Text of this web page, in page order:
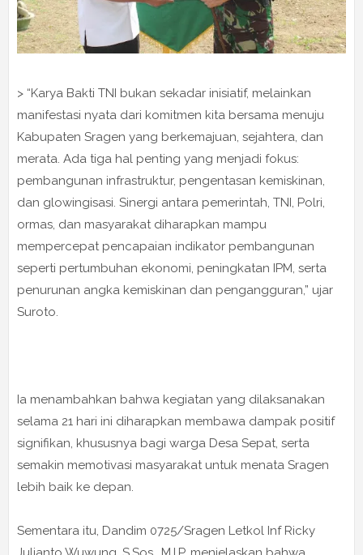
> “Karya Bakti TNI bukan sekadar inisiatif, melainkan
manifestasi nyata dari komitmen kita bersama menuju
Kabupaten Sragen yang berkemajuan, sejahtera, dan
merata. Ada tiga hal penting yang menjadi fokus:
pembangunan infrastruktur, pengentasan kemiskinan,
dan glowingisasi. Sinergi antara pemerintah, TNI, Polri,
ormas, dan masyarakat diharapkan mampu
mempercepat pencapaian indikator pembangunan
seperti pertumbuhan ekonomi, peningkatan IPM, serta
penurunan angka kemiskinan dan pengangguran,” ujar
Suroto.
Ia menambahkan bahwa kegiatan yang dilaksanakan
selama 21 hari ini diharapkan membawa dampak positif
signifikan, khususnya bagi warga Desa Sepat, serta
semakin memotivasi masyarakat untuk menata Sragen
lebih baik ke depan.
Sementara itu, Dandim 0725/Sragen Letkol Inf Ricky